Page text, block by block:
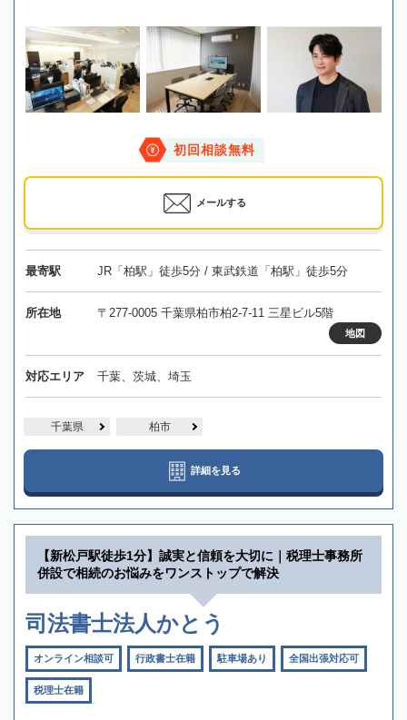
初回相談無料
メールする
最寄駅 JR「柏駅」徒歩5分 / 東武鉄道「柏駅」徒歩5分
所在地 〒277-0005 千葉県柏市柏2-7-11 三星ビル5階
地図
対応エリア 千葉、茨城、埼玉
千葉県 柏市
詳細を見る
【新松戸駅徒歩1分】誠実と信頼を大切に｜税理士事務所
併設で相続のお悩みをワンストップで解決
司法書士法人かとう
オンライン相談可 行政書士在籍 駐車場あり 全国出張対応可
税理士在籍